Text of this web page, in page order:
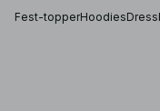
Fest-topperHoodies